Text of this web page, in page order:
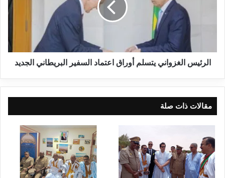
الرئيس الغزواني يتسلم أوراق اعتماد السفير البريطاني الجديد
مقالات ذات صلة